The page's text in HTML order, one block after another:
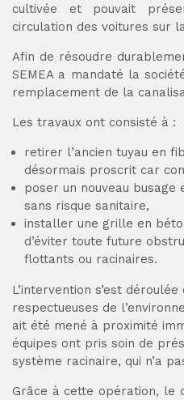
cultivée et pouvait
circulation des voitures sur
Afin de résoudre
SEMEA a mandaté la
remplacement de la
Les travaux ont consisté à :
retirer l’ancien tuyau en
désormais proscrit car
poser un nouveau
sans risque sanitaire,
installer une grille en
d’éviter toute future
flottants ou racinaires.
L’intervention s’est
respectueuses de
ait été mené à proximité
équipes ont pris soin de
système racinaire, qui n’a
Grâce à cette opération, le